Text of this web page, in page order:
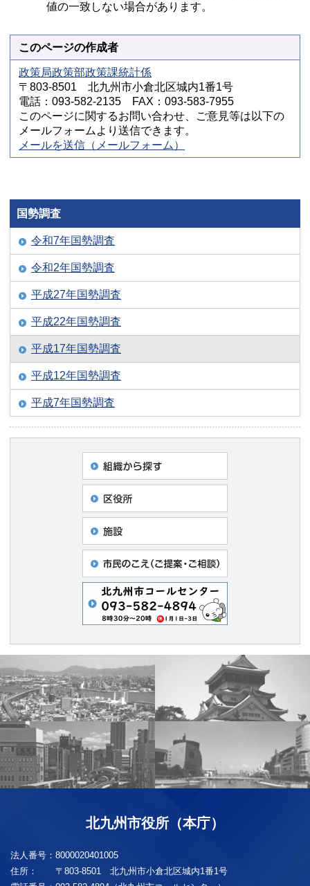
値の一致しない場合があります。
このページの作成者
政策局政策部政策課統計係
〒803-8501 北九州市小倉北区城内1番1号
電話：093-582-2135 FAX：093-583-7955
このページに関するお問い合わせ、ご意見等は以下の
メールフォームより送信できます。
メールを送信（メールフォーム）
国勢調査
令和7年国勢調査
令和2年国勢調査
平成27年国勢調査
平成22年国勢調査
平成17年国勢調査
平成12年国勢調査
平成7年国勢調査
北九州市役所（本庁）
法人番号： 8000020401005
住所：
〒803-8501 北九州市小倉北区城内1番1号